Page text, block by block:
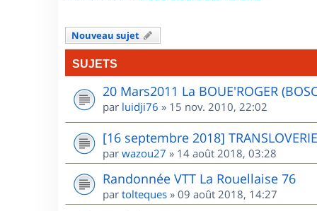
Nouveau sujet
SUJETS
20 Mars2011 La BOUE'ROGER
par luidji76 » 15 nov. 2010, 22:02
[16 septembre 2018]
par wazou27 » 14 août 2018, 03:28
Randonnée VTT La Rouellaise 76
par tolteques » 09 août 2018, 14:27